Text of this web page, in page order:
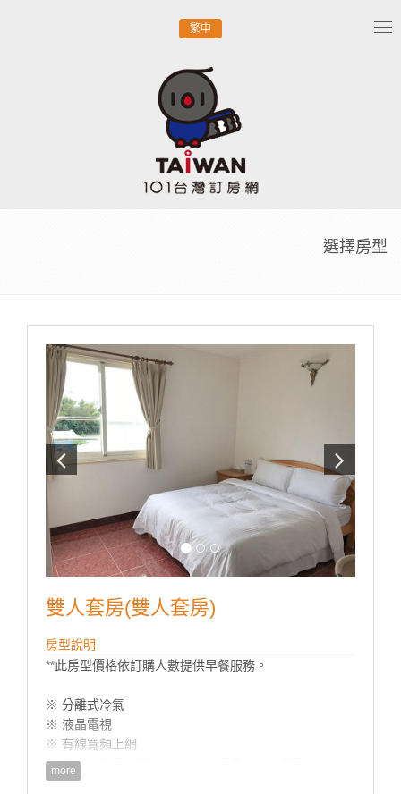
繁中
選擇房型
雙人套房(雙人套房)
房型說明
**此房型價格依訂購人數提供早餐服務。
※ 分離式冷氣
※ 液晶電視
※ 有線寬頻上網
※ 提供五星級法國Mimare沐浴用品、盥洗用品、中毛
巾
more